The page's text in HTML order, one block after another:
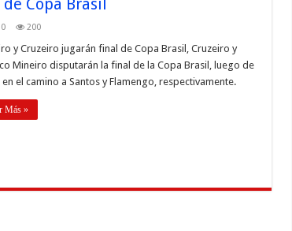
Copa Brasil
0 200
y Cruzeiro jugarán final de Copa Brasil, Cruzeiro y
Mineiro disputarán la final de la Copa Brasil, luego de
el camino a Santos y Flamengo, respectivamente.
Más »